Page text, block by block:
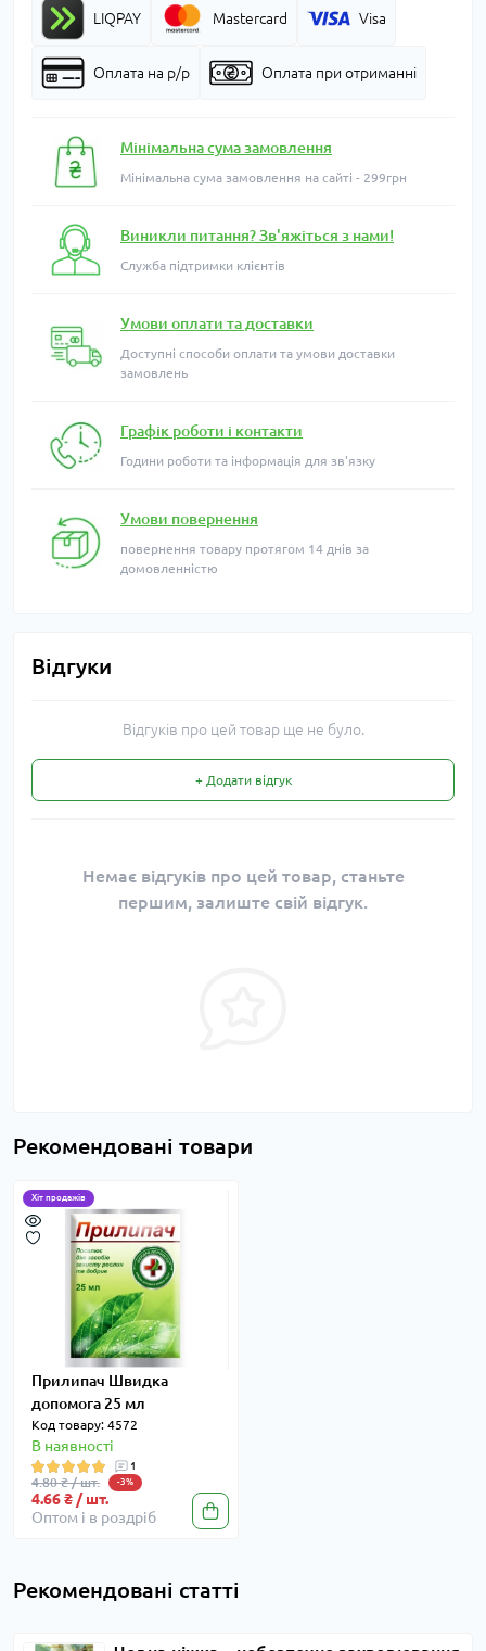
LIQPAY Mastercard Visa
Оплата на р/р Оплата при отриманні
Мінімальна сума замовлення
Мінімальна сума замовлення на сайті - 299грн
Виникли питання? Зв'яжіться з нами!
Служба підтримки клієнтів
Умови оплати та доставки
Доступні способи оплати та умови доставки
замовлень
Графік роботи і контакти
Години роботи та інформація для зв'язку
Умови повернення
повернення товару протягом 14 днів за
домовленністю
Відгуки
Відгуків про цей товар ще не було.
+ Додати відгук
Немає відгуків про цей товар, станьте
першим, залиште свій відгук.
Рекомендовані товари
Хіт продажів
Прилипач Швидка
допомога 25 мл
Код товару: 4572
В наявності
1
4.80 ₴ / шт. -3%
4.66 ₴ / шт.
Оптом і в роздріб
Рекомендовані статті